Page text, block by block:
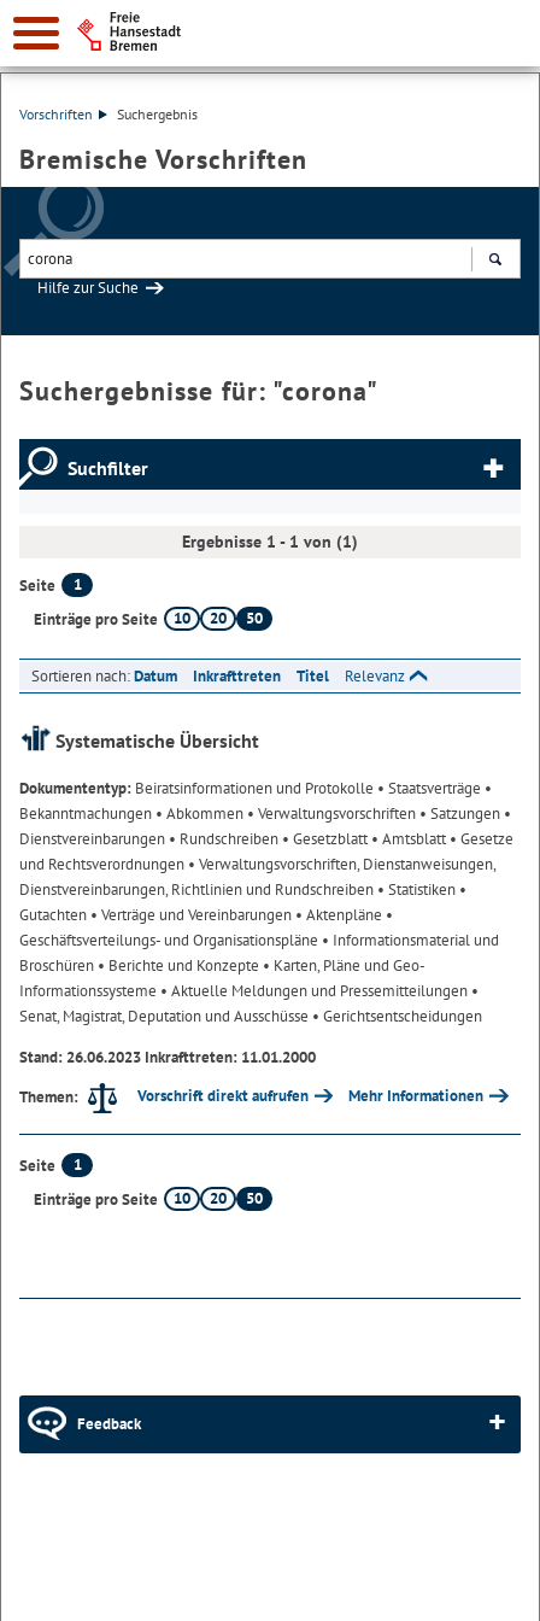
Vorschriften Suchergebnis
Bremische Vorschriften
Hilfe zur Suche
Suchergebnisse für: "corona"
Suchfilter
Ergebnisse 1 - 1 von (1)
Seite
1
Einträge pro Seite
10 20 50
Sortieren nach:Datum Inkrafttreten Titel Relevanz
Systematische Übersicht
Dokumententyp: Beiratsinformationen und Protokolle • Staatsverträge •
Bekanntmachungen • Abkommen • Verwaltungsvorschriften • Satzungen •
Dienstvereinbarungen • Rundschreiben • Gesetzblatt• Amtsblatt• Gesetze
und Rechtsverordnungen • Verwaltungsvorschriften, Dienstanweisungen,
Dienstvereinbarungen, Richtlinien und Rundschreiben • Statistiken •
Gutachten • Verträge und Vereinbarungen • Aktenpläne •
Geschäftsverteilungs- und Organisationspläne • Informationsmaterial und
Broschüren • Berichte und Konzepte • Karten, Pläne und Geo-
Informationssysteme • Aktuelle Meldungen und Pressemitteilungen •
Senat, Magistrat, Deputation und Ausschüsse • Gerichtsentscheidungen
Stand: 26.06.2023 Inkrafttreten: 11.01.2000
Themen:
Vorschrift direkt aufrufen Mehr Informationen
Seite
1
Einträge pro Seite
10 20 50
Feedback